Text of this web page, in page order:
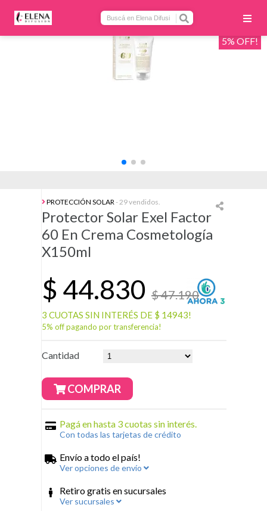
5% OFF!
PROTECCIÓN SOLAR- 29 vendidos.
Protector Solar Exel Factor
60 En Crema Cosmetología
X150ml
$ 44.830 $ 47.190
3 CUOTAS SIN INTERÉS DE $ 14943!
5% off pagando por transferencia!
Cantidad
COMPRAR
Pagá en hasta 3 cuotas sin interés.
Con todas las tarjetas de crédito
Envío a todo el país!
Ver opciones de envío
Retiro gratis en sucursales
Ver sucursales